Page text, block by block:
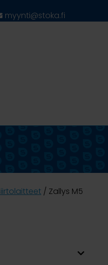
myynti@stoka.fi
/ Zallys M5